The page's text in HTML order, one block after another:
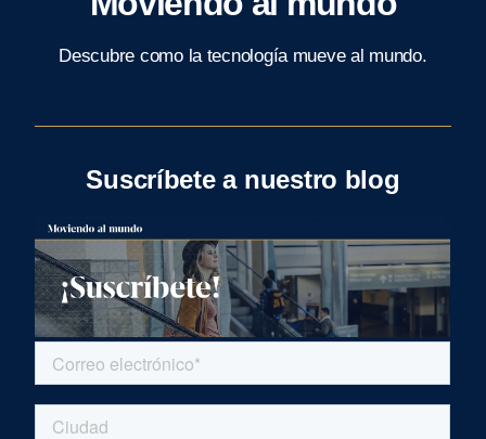
Descubre como la tecnología mueve al mundo.
Suscríbete a nuestro blog